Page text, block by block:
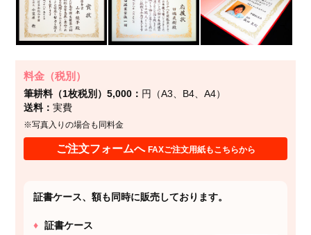
料金（税別）
筆耕料（1枚税別）5,000
円（A3、B4、A4）
送料
実費
※写真入りの場合も同料金
ご注文フォームへ FAXご注文用紙もこちらから
証書ケース、額も同時に販売しております。
証書ケース